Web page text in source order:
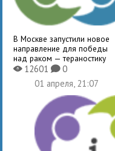
В Москве запустили новое
направление для победы
над раком — тераностику
X12601K0
01 апреля, 21:07